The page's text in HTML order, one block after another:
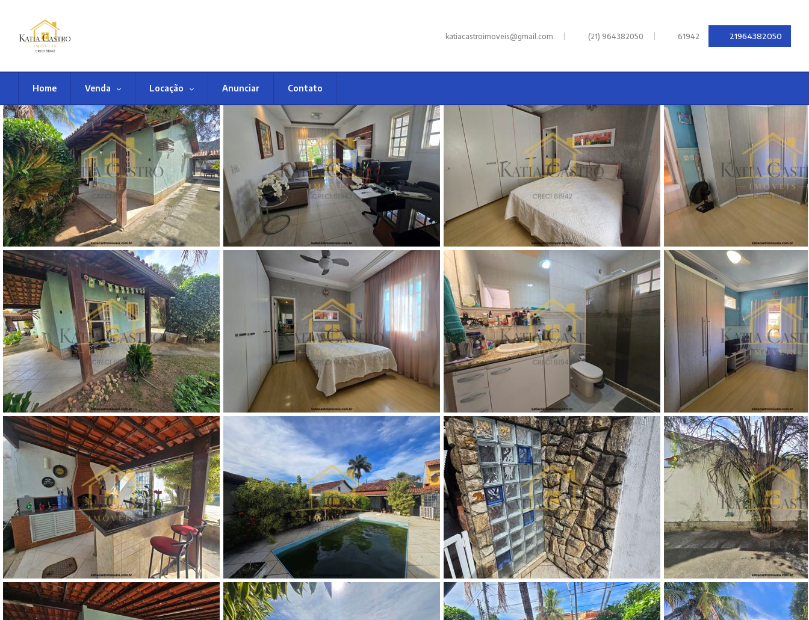
katiacastroimoveis@gmail.com | (21) 964382050 | 61942 21964382050
Home Venda Locação Anunciar Contato